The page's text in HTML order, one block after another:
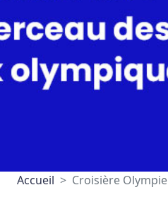
Accueil Croisière Olympie